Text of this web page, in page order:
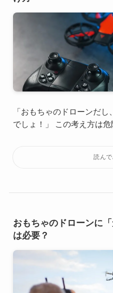
「おもちゃのドローンだ
でしょ！」 この考え方は危
おもちゃのドローンに
は必要？